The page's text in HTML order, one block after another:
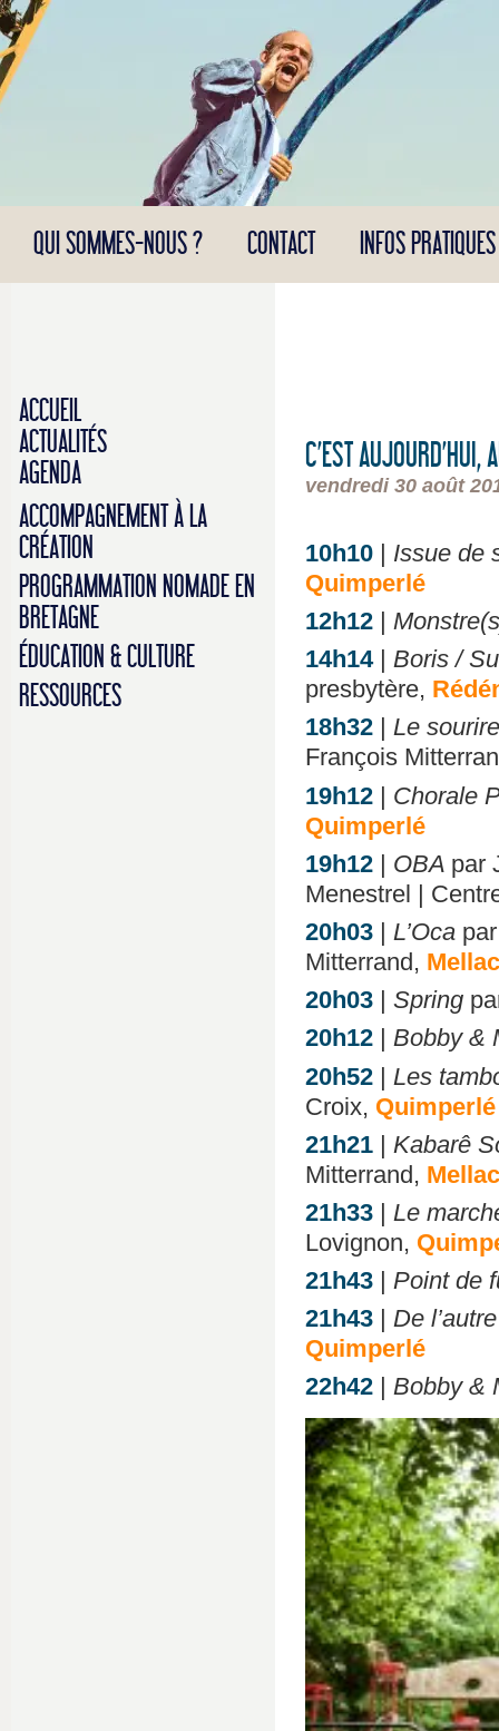
Panneau de gestion des cookies
QUI SOMMES-NOUS ? CONTACT INFOS PRATIQUES
ACCUEIL
ACTUALITÉS
AGENDA
ACCOMPAGNEMENT À LA
CRÉATION
PROGRAMMATION NOMADE EN
BRETAGNE
ÉDUCATION & CULTURE
RESSOURCES
C’EST
vendredi 30 août
10h10| Issue de
Quimperlé
12h12|
14h14| Boris /
presbytère,
18h32| Le
François
19h12| Chorale
Quimperlé
19h12| OBA par
Menestrel |
20h03| L’Ocapar
Mitterrand, Mellac
20h03| Spring
20h12| Bobby &
20h52| Les
Croix, Quimperlé
21h21| Kabarê
Mitterrand, Mellac
21h33| Le
Lovignon,
21h43| Point de
21h43| De
Quimperlé
22h42| Bobby &